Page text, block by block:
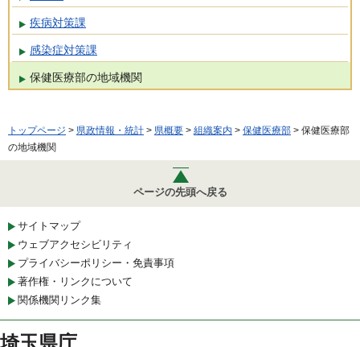
疾病対策課
感染症対策課
保健医療部の地域機関
トップページ > 県政情報・統計 > 県概要 > 組織案内 > 保健医療部 > 保健医療部
の地域機関
ページの先頭へ戻る
サイトマップ
ウェブアクセシビリティ
プライバシーポリシー・免責事項
著作権・リンクについて
関係機関リンク集